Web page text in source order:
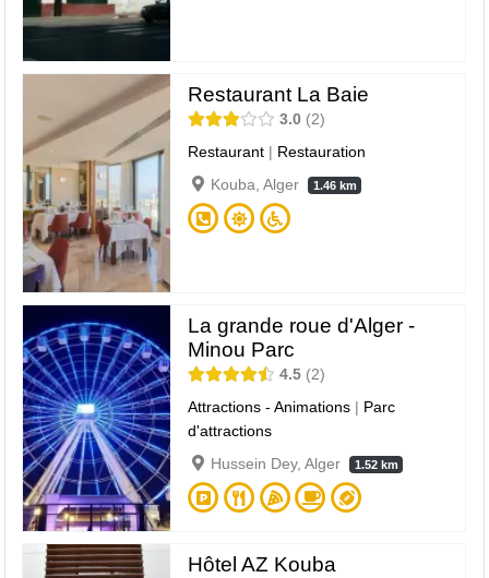
Restaurant La Baie
3.0
2
Restaurant | Restauration
Kouba, Alger
1.46 km
La grande roue d'Alger -
Minou Parc
4.5
2
Attractions - Animations | Parc
d'attractions
Hussein Dey, Alger
1.52 km
Hôtel AZ Kouba